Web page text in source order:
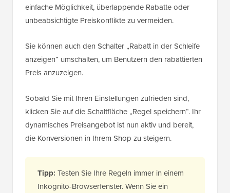
einfache Möglichkeit, überlappende Rabatte oder
unbeabsichtigte Preiskonflikte zu vermeiden.
Sie können auch den Schalter „Rabatt in der Schleife
anzeigen“ umschalten, um Benutzern den rabattierten
Preis anzuzeigen.
Sobald Sie mit Ihren Einstellungen zufrieden sind,
klicken Sie auf die Schaltfläche „Regel speichern“. Ihr
dynamisches Preisangebot ist nun aktiv und bereit,
die Konversionen in Ihrem Shop zu steigern.
Tipp: Testen Sie Ihre Regeln immer in einem
Inkognito-Browserfenster. Wenn Sie ein